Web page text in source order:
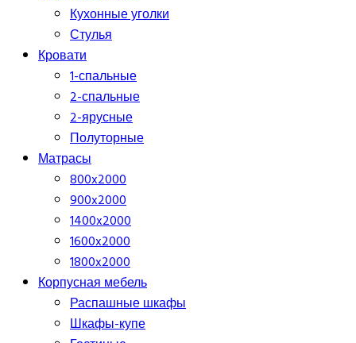
Кухонные уголки
Стулья
Кровати
1-спальные
2-спальные
2-ярусные
Полуторные
Матрасы
800x2000
900x2000
1400x2000
1600x2000
1800x2000
Корпусная мебель
Распашные шкафы
Шкафы-купе